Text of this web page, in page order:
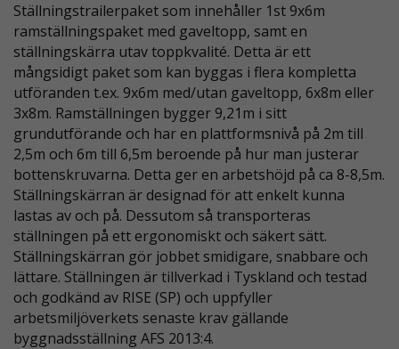
Ställningstrailerpaket som innehåller 1st 9x6m
ramställningspaket med gaveltopp, samt en
ställningskärra utav toppkvalité. Detta är ett
mångsidigt paket som kan byggas i flera kompletta
utföranden t.ex. 9x6m med/utan gaveltopp, 6x8m eller
3x8m. Ramställningen bygger 9,21m i sitt
grundutförande och har en plattformsnivå på 2m till
2,5m och 6m till 6,5m beroende på hur man justerar
bottenskruvarna. Detta ger en arbetshöjd på ca 8-8,5m.
Ställningskärran är designad för att enkelt kunna
lastas av och på. Dessutom så transporteras
ställningen på ett ergonomiskt och säkert sätt.
Ställningskärran gör jobbet smidigare, snabbare och
lättare. Ställningen är tillverkad i Tyskland och testad
och godkänd av RISE (SP) och uppfyller
arbetsmiljöverkets senaste krav gällande
byggnadsställning AFS 2013:4.